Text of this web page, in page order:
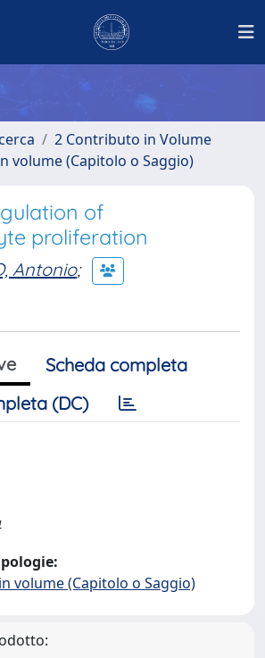
2 Contributo in Volume
volume (Capitolo o Saggio)
of
proliferation
Antonio;
Scheda completa
(DC)
volume (Capitolo o Saggio)